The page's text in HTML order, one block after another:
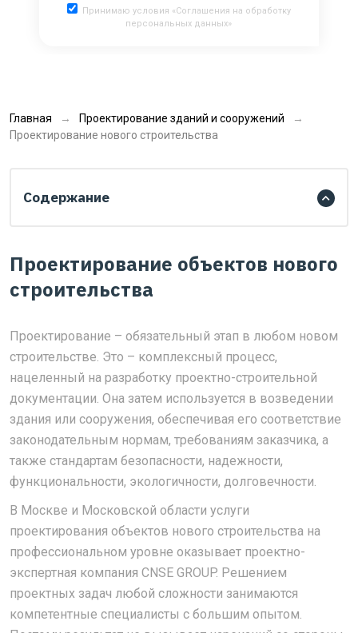
Принимаю условия «Соглашения на обработку
персональных данных»
Главная
Проектирование зданий и сооружений
Проектирование нового строительства
Содержание
Проектирование объектов нового
строительства
Проектирование – обязательный этап в любом новом
строительстве. Это – комплексный процесс,
нацеленный на разработку проектно-строительной
документации. Она затем используется в возведении
здания или сооружения, обеспечивая его соответствие
законодательным нормам, требованиям заказчика, а
также стандартам безопасности, надежности,
функциональности, экологичности, долговечности.
В Москве и Московской области услуги
проектирования объектов нового строительства на
профессиональном уровне оказывает проектно-
экспертная компания CNSE GROUP. Решением
проектных задач любой сложности занимаются
компетентные специалисты с большим опытом.